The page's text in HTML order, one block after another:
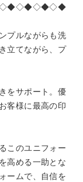
プルながらも洗
立てながら、プ
をサポート。優
客様に最高の印
このユニフォー
高める一助とな
ームで、自信を